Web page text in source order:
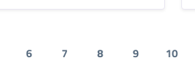
6 7 8 9 10